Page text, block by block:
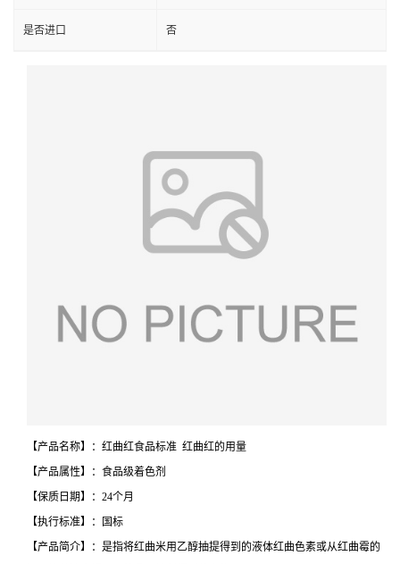
是否进口 否
【产品名称】：红曲红食品标准 红曲红的用量
【产品属性】：食品级着色剂
【保质日期】：24个月
【执行标准】：国标
【产品简介】：是指将红曲米用乙醇抽提得到的液体红曲色素或从红曲霉的